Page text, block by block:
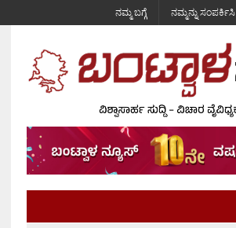
ನಮ್ಮ ಬಗ್ಗೆ ನಮ್ಮನ್ನು ಸಂಪರ್ಕಿಸಿ